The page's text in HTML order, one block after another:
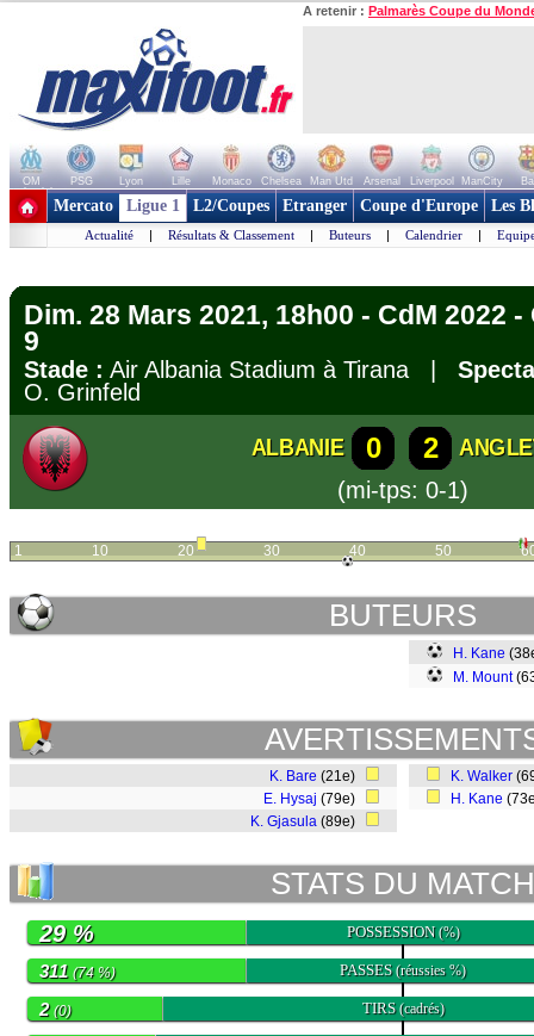
A retenir : Palmarès Coupe du
OM PSG Lyon Lille Monaco Chelsea Man Utd Arsenal Liverpool ManCity
+ de clubs
Mercato Ligue 1 L2/Coupes Etranger Coupe d'Europe Les
Actualité | Résultats & Classement | Buteurs | Calendrier |
Dim. 28 Mars 2021, 18h00 - CdM 2022
9
Stade : Air Albania Stadium à Tirana |
O. Grinfeld
ALBANIE 0 2
(mi-tps: 0-1)
1 10 20 30 40 50
BUTEURS
H. Kane
M. Mount
K. Bare (21e)
E. Hysaj (79e)
K. Gjasula (89e)
K. Walker
H. Kane
STATS DU MATCH
POSSESSION(%)
29 %
PASSES(réussies %)
311 (74 %)
TIRS(cadrés)
2(0)